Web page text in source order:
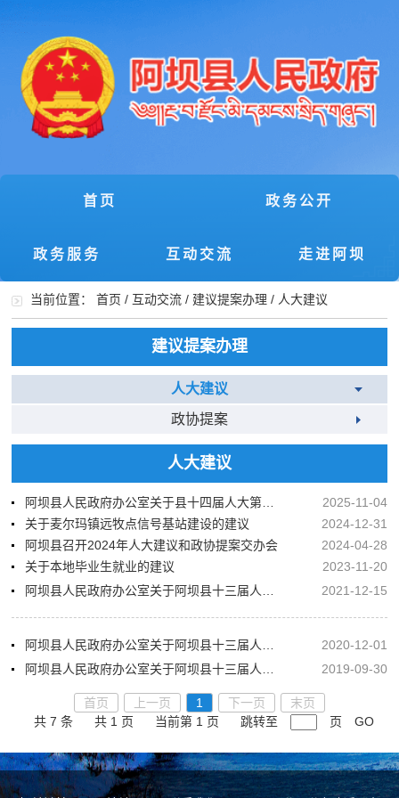
首页 政务公开
政务服务 互动交流 走进阿坝
当前位置：首页 / 互动交流 / 建议提案办理 / 人大建议
建议提案办理
人大建议
政协提案
人大建议
2025-11-04
关于麦尔玛镇远牧点信号基站建设的建议
2024-12-31
阿坝县召开2024年人大建议和政协提案交办会
2024-04-28
关于本地毕业生就业的建议
2023-11-20
2021-12-15
2020-12-01
2019-09-30
首页 上一页 1 下一页
末页
共 7 条
共 1 页 当前第 1 页 跳转至 页 GO